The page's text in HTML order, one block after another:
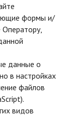
формы и/
Оператору,
данные о
в настройках
файлов
видов